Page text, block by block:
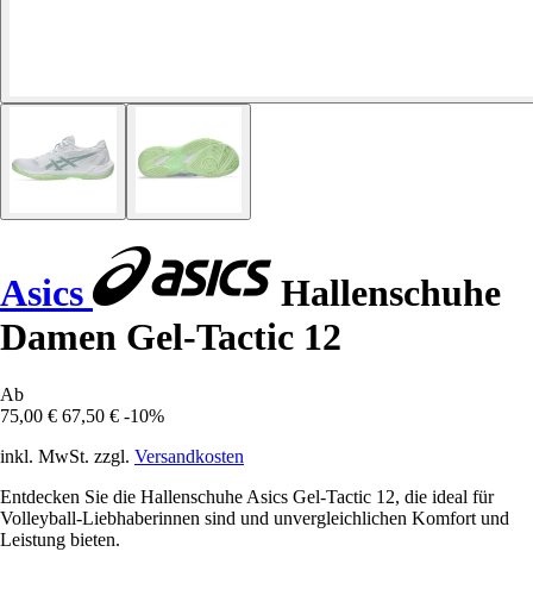
Asics
Hallenschuhe
Damen Gel-Tactic 12
Ab
75,00 € 67,50 € -10%
inkl. MwSt. zzgl. Versandkosten
Entdecken Sie die Hallenschuhe Asics Gel-Tactic 12, die ideal für
Volleyball-Liebhaberinnen sind und unvergleichlichen Komfort und
Leistung bieten.